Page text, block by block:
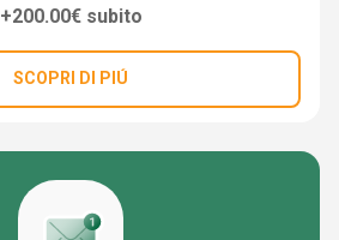
+200.00€ subito
SCOPRI DI PIÚ